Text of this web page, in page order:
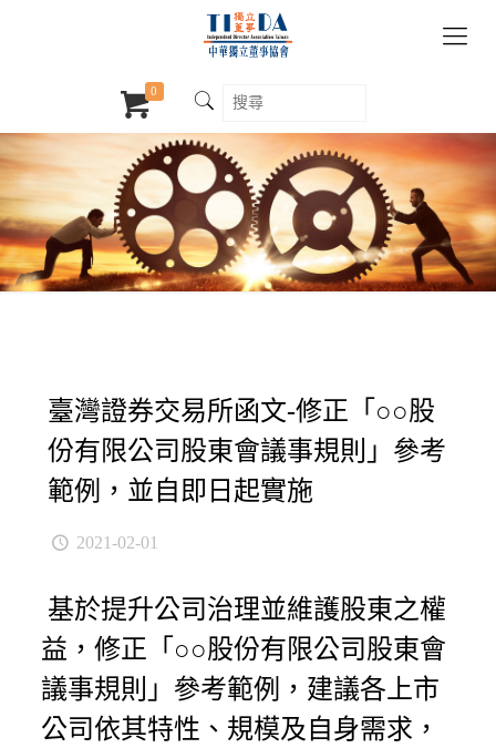
0
臺灣證券交易所函文-修正「○○股
份有限公司股東會議事規則」參考
範例，並自即日起實施
2021-02-01
基於提升公司治理並維護股東之權
益，修正「○○股份有限公司股東會
議事規則」參考範例，建議各上市
公司依其特性、規模及自身需求，